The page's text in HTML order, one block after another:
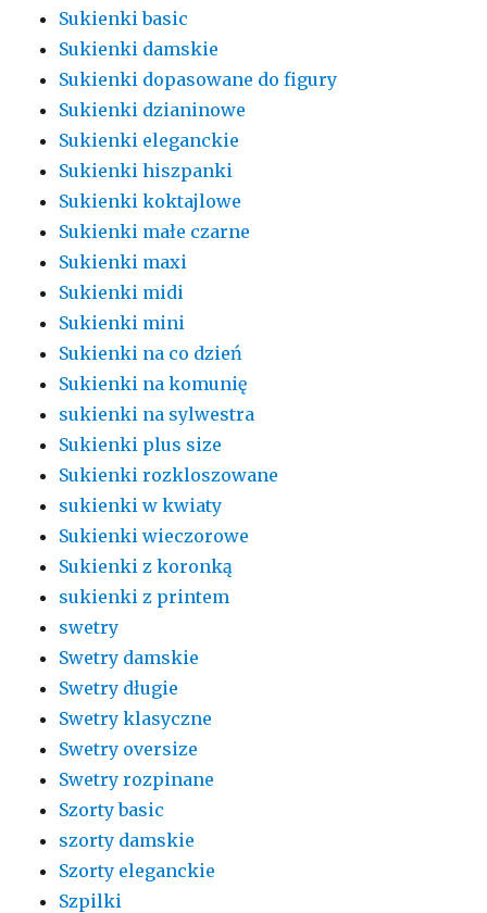
Sukienki basic
Sukienki damskie
Sukienki dopasowane do figury
Sukienki dzianinowe
Sukienki eleganckie
Sukienki hiszpanki
Sukienki koktajlowe
Sukienki małe czarne
Sukienki maxi
Sukienki midi
Sukienki mini
Sukienki na co dzień
Sukienki na komunię
sukienki na sylwestra
Sukienki plus size
Sukienki rozkloszowane
sukienki w kwiaty
Sukienki wieczorowe
Sukienki z koronką
sukienki z printem
swetry
Swetry damskie
Swetry długie
Swetry klasyczne
Swetry oversize
Swetry rozpinane
Szorty basic
szorty damskie
Szorty eleganckie
Szpilki